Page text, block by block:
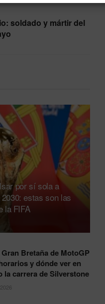
soldado y mártir del
por sí sola a
estas son las
la FIFA
Gran Bretaña de MotoGP
y dónde ver en
la carrera de Silverstone